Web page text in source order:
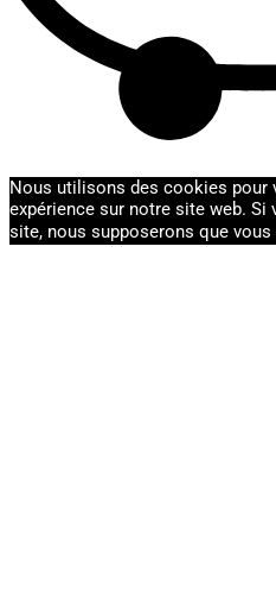
Nous utilisons des cookies pour
expérience sur notre site web.
site, nous supposerons que